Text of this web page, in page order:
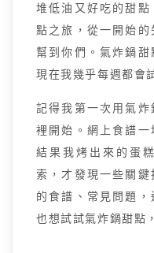
堆低油又好吃的甜
點之旅，從一開始
幫到你們。氣炸鍋甜
現在我幾乎每週都會
記得我第一次用氣
裡開始。網上食譜一
結果我烤出來的蛋
索，才發現一些關
的食譜、常見問題
也想試試氣炸鍋甜點